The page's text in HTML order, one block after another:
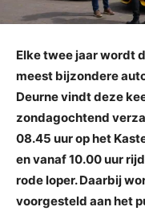
Elke twee jaar wordt
meest bijzondere
Deurne vindt deze
zondagochtend
08.45 uur op het
en vanaf 10.00 uur
rode loper. Daarbij
voorgesteld aan het